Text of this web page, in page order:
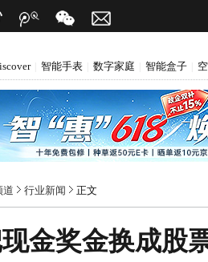
智能手表 数字家庭 智能盒子
道 行业新闻 正文
金奖金换成股